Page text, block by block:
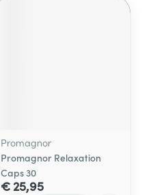
Promagnor
Promagnor Relaxation
Caps 30
€ 25,95